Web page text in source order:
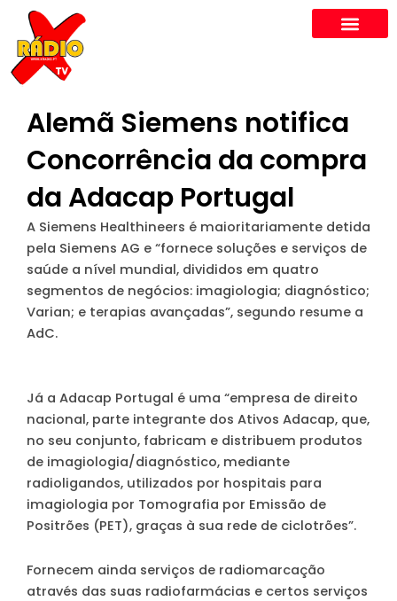
content
Alemã Siemens notifica
Concorrência da compra
da Adacap Portugal
A Siemens Healthineers é maioritariamente detida
pela Siemens AG e “fornece soluções e serviços de
saúde a nível mundial, divididos em quatro
segmentos de negócios: imagiologia; diagnóstico;
Varian; e terapias avançadas”, segundo resume a
AdC.
Já a Adacap Portugal é uma “empresa de direito
nacional, parte integrante dos Ativos Adacap, que,
no seu conjunto, fabricam e distribuem produtos
de imagiologia/diagnóstico, mediante
radioligandos, utilizados por hospitais para
imagiologia por Tomografia por Emissão de
Positrões (PET), graças à sua rede de ciclotrões”.
Fornecem ainda serviços de radiomarcação
através das suas radiofarmácias e certos serviços